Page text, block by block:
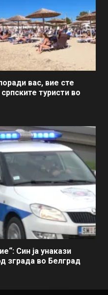
вас, вие сте
туристи во
Син ја унакази
зграда во Белград